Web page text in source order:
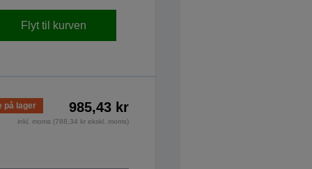
Flyt til kurven
på lager 985,43 kr
inkl. moms (788,34 kr ekskl. moms)